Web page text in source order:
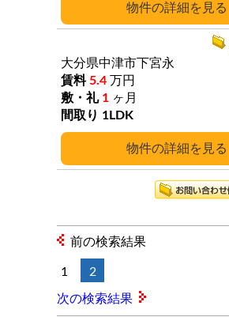
詳細
詳細
大分県中津市下宮永
5.4 万円
1 ヶ月
1LDK
前の検索結果
1 2
次の検索結果